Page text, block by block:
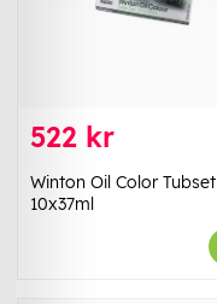
522 kr
Winton Oil Color Tubset
10x37ml